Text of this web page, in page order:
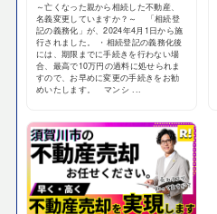
～亡くなった親から相続した不動産、
名義変更していますか？～ 「相続登
記の義務化」が、2024年4月1日から施
行されました。 ・相続登記の義務化後
には、期限までに手続きを行わない場
合、最高で10万円の過料に処せられま
すので、お早めに変更の手続きをお勧
めいたします。 マンシ ...